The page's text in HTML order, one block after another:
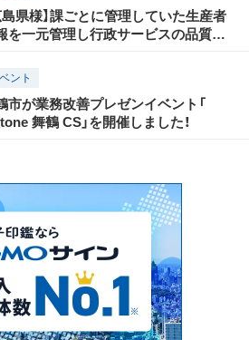
島県様】課ごとに管理していた生産者
を一元管理し行政サービスの品質を
ント
市が業務改善プレゼンイベント「
舞鶴 CS」を開催しました！